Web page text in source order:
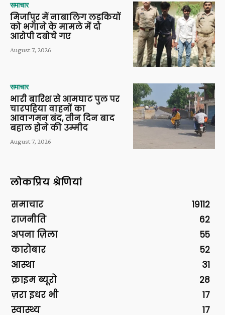
समाचार
मिर्जापुर में नाबालिग लड़कियों
को भगाने के मामले में दो
आरोपी दबोचे गए
August 7, 2026
समाचार
भारी बारिश से आमघाट पुल पर
चारपहिया वाहनों का
आवागमन बंद, तीन दिन बाद
बहाल होने की उम्मीद
August 7, 2026
लोकप्रिय श्रेणियां
समाचार
19112
राजनीति
62
अपना ज़िला
55
कारोबार
52
आस्था
31
क्राइम ब्यूरो
28
ज़रा इधर भी
17
स्वास्थ्य
17